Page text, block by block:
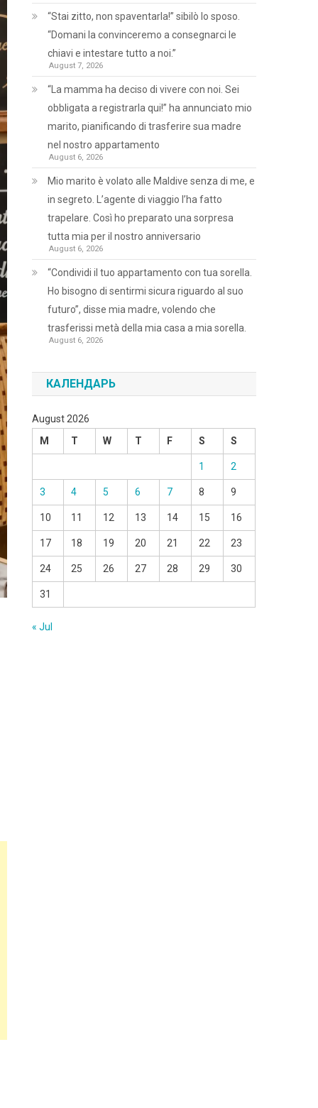
“Stai zitto, non spaventarla!” sibilò lo sposo.
“Domani la convinceremo a consegnarci le
chiavi e intestare tutto a noi.”
August 7, 2026
“La mamma ha deciso di vivere con noi. Sei
obbligata a registrarla qui!” ha annunciato mio
marito, pianificando di trasferire sua madre
nel nostro appartamento
August 6, 2026
Mio marito è volato alle Maldive senza di me, e
in segreto. L’agente di viaggio l’ha fatto
trapelare. Così ho preparato una sorpresa
tutta mia per il nostro anniversario
August 6, 2026
“Condividi il tuo appartamento con tua sorella.
Ho bisogno di sentirmi sicura riguardo al suo
futuro”, disse mia madre, volendo che
trasferissi metà della mia casa a mia sorella.
August 6, 2026
КАЛЕНДАРЬ
August 2026
M
T W T F S S
1 2
3 4 5 6 7 8 9
10 11 12 13 14 15 16
17 18 19 20 21 22 23
24 25 26 27 28 29 30
31
« Jul